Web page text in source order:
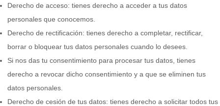
Derecho de acceso: tienes derecho a acceder a tus datos
personales que conocemos.
Derecho de rectificación: tienes derecho a completar, rectificar,
borrar o bloquear tus datos personales cuando lo desees.
Si nos das tu consentimiento para procesar tus datos, tienes
derecho a revocar dicho consentimiento y a que se eliminen tus
datos personales.
Derecho de cesión de tus datos: tienes derecho a solicitar todos tus